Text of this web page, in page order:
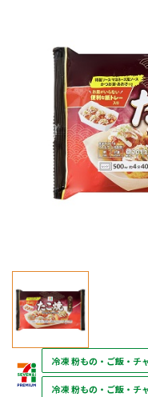
冷凍 粉もの・ご飯・チ
冷凍 粉もの・ご飯・チ